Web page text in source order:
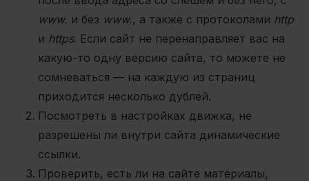
www. и без www., а также с протоколами http
и https. Если сайт не перенаправляет вас на
какую-то одну версию сайта, то можете не
сомневаться — на каждую из страниц
приходится несколько дублей.
Посмотреть в настройках движка, не
разрешены ли внутри сайта динамические
ссылки.
Проверить, есть ли на сайте материалы,